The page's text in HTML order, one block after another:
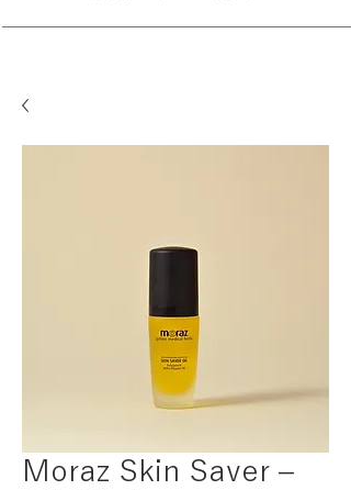
Moraz Skin Saver –